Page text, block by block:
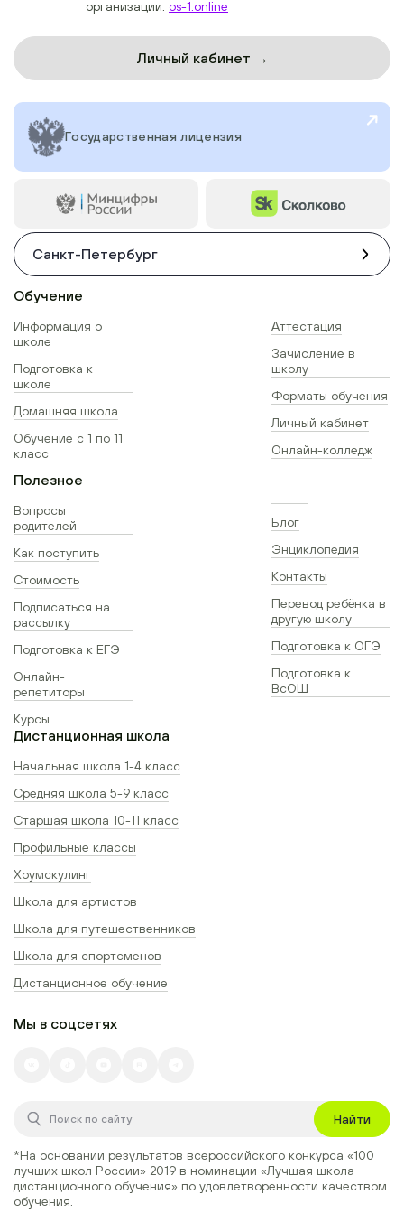
организации: os-1.online
Личный кабинет →
Государственная лицензия
Санкт-Петербург
Обучение
Информация о
школе
Подготовка к
школе
Домашняя школа
Обучение с 1 по 11
класс
Аттестация
Зачисление в
школу
Форматы обучения
Личный кабинет
Онлайн-колледж
Полезное
Вопросы
родителей
Как поступить
Стоимость
Подписаться на
рассылку
Подготовка к ЕГЭ
Онлайн-
репетиторы
Курсы
Блог
Энциклопедия
Контакты
Перевод ребёнка в
другую школу
Подготовка к ОГЭ
Подготовка к
ВсОШ
Дистанционная школа
Начальная школа 1-4 класс
Средняя школа 5-9 класс
Старшая школа 10-11 класс
Профильные классы
Хоумскулинг
Школа для артистов
Школа для путешественников
Школа для спортсменов
Дистанционное обучение
Мы в соцсетях
Найти
*На основании результатов всероссийского конкурса «100
лучших школ России» 2019 в номинации «Лучшая школа
дистанционного обучения» по удовлетворенности качеством
обучения.